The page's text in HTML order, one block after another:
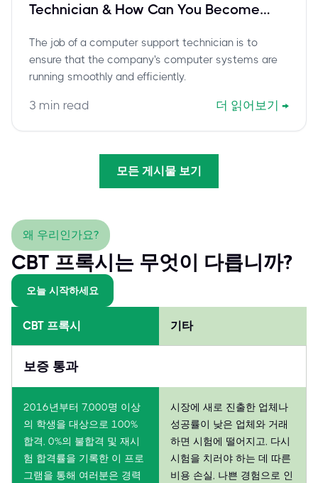
Technician & How Can You Become
The job of a computer support technician is to
ensure that the company's computer systems are
running smoothly and efficiently.
3 min read 더 읽어보기 →
모든 게시물 보기
왜 우리인가요?
CBT 프록시는 무엇이 다릅니까?
오늘 시작하세요
CBT 프록시 기타
보증 통과
2016년부터 7,000명 이상
의 학생을 대상으로 100%
합격, 0%의 불합격 및 재시
험 합격률을 기록한 이 프로
그램을 통해 여러분은 경력
시장에 새로 진출한 업체나
성공률이 낮은 업체와 거래
하면 시험에 떨어지고, 다시
시험을 치러야 하는 데 따른
비용 손실, 나쁜 경험으로 인